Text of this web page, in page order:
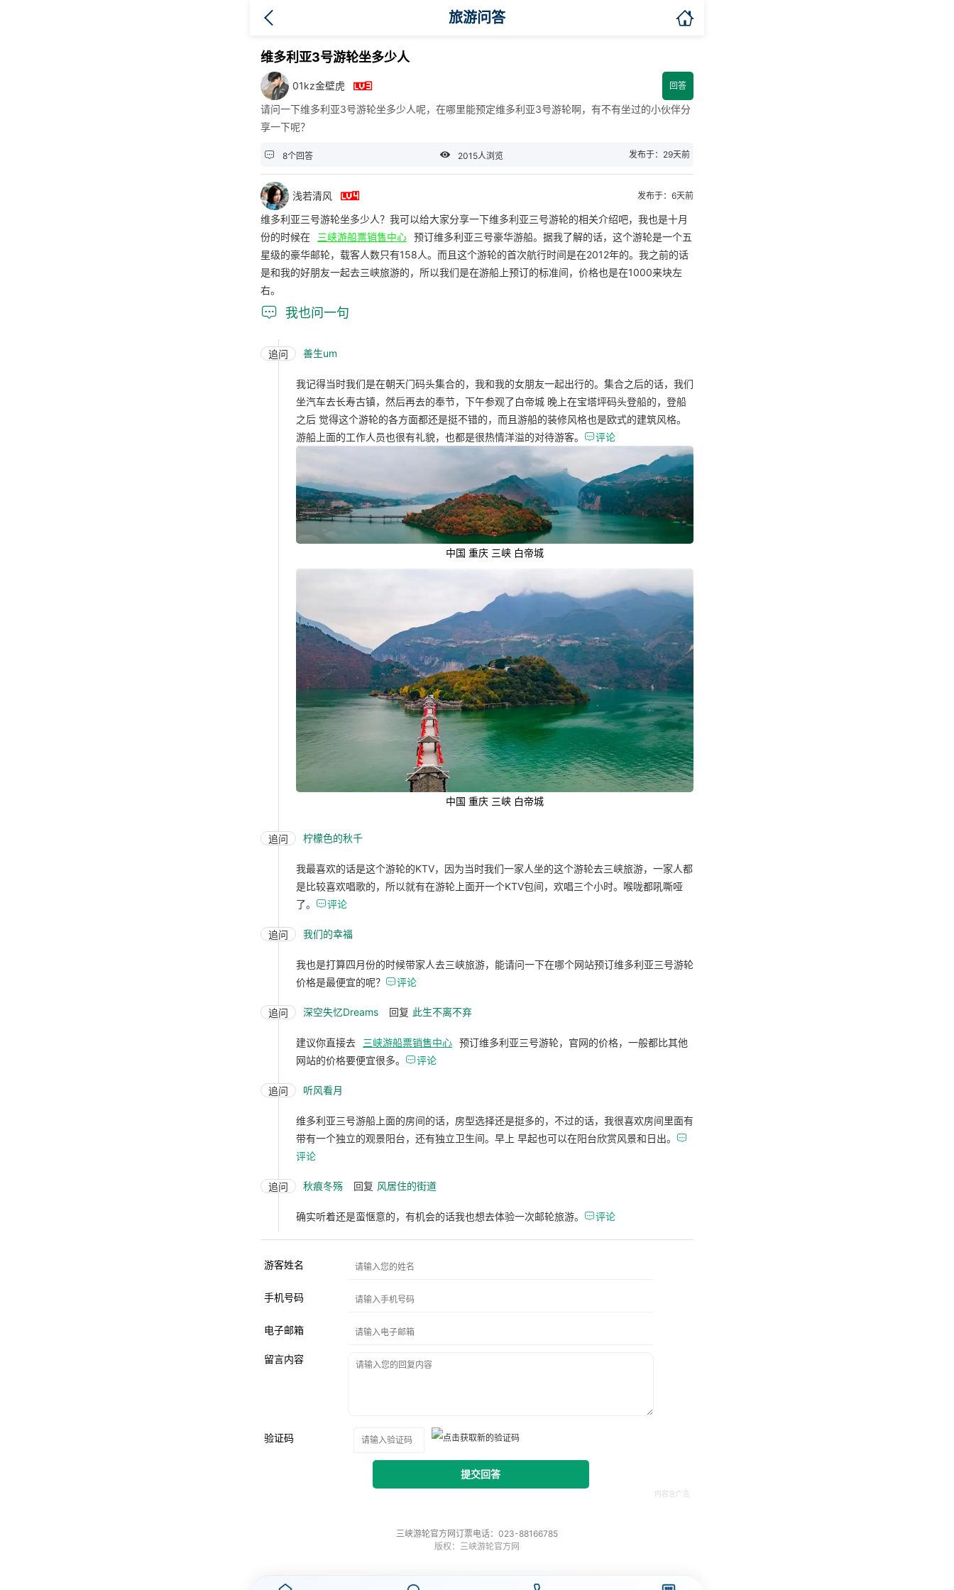
旅游问答 
维多利亚3号游轮坐多少人
01kz金壁虎  回答
请问一下维多利亚3号游轮坐多少人呢，在哪里能预定维多利亚3号游轮啊，有不有坐过的小伙伴分
享一下呢？
 8个回答  2015人浏览 发布于：29天前
浅若清风  发布于：6天前
维多利亚三号游轮坐多少人？我可以给大家分享一下维多利亚三号游轮的相关介绍吧，我也是十月
份的时候在
三峡游船票销售中心 预订维多利亚三号豪华游船。据我了解的话，这个游轮是一个五
星级的豪华邮轮，载客人数只有158人。而且这个游轮的首次航行时间是在2012年的。我之前的话
是和我的好朋友一起去三峡旅游的，所以我们是在游船上预订的标准间，价格也是在1000来块左
右。
 我也问一句
追问 善生um
我记得当时我们是在朝天门码头集合的，我和我的女朋友一起出行的。集合之后的话，我们
坐汽车去长寿古镇，然后再去的奉节，下午参观了白帝城 晚上在宝塔坪码头登船的，登船
之后 觉得这个游轮的各方面都还是挺不错的，而且游船的装修风格也是欧式的建筑风格。
游船上面的工作人员也很有礼貌，也都是很热情洋溢的对待游客。 评论
中国 重庆 三峡 白帝城
中国 重庆 三峡 白帝城
追问 柠檬色的秋千
我最喜欢的话是这个游轮的KTV，因为当时我们一家人坐的这个游轮去三峡旅游，一家人都
是比较喜欢唱歌的，所以就有在游轮上面开一个KTV包间，欢唱三个小时。喉咙都吼嘶哑
了。 评论
追问 我们的幸福
我也是打算四月份的时候带家人去三峡旅游，能请问一下在哪个网站预订维多利亚三号游轮
价格是最便宜的呢？ 评论
追问 深空失忆Dreams 回复 此生不离不弃
建议你直接去 三峡游船票销售中心 预订维多利亚三号游轮，官网的价格，一般都比其他
网站的价格要便宜很多。 评论
追问 听风看月
维多利亚三号游船上面的房间的话，房型选择还是挺多的，不过的话，我很喜欢房间里面有
带有一个独立的观景阳台，还有独立卫生间。早上 早起也可以在阳台欣赏风景和日出。 
评论
追问 秋痕冬殇 回复 风居住的街道
确实听着还是蛮惬意的，有机会的话我也想去体验一次邮轮旅游。 评论
游客姓名
手机号码
电子邮箱
留言内容
验证码
提交回答
三峡游轮官方网订票电话：023-88166785
版权：三峡游轮官方网